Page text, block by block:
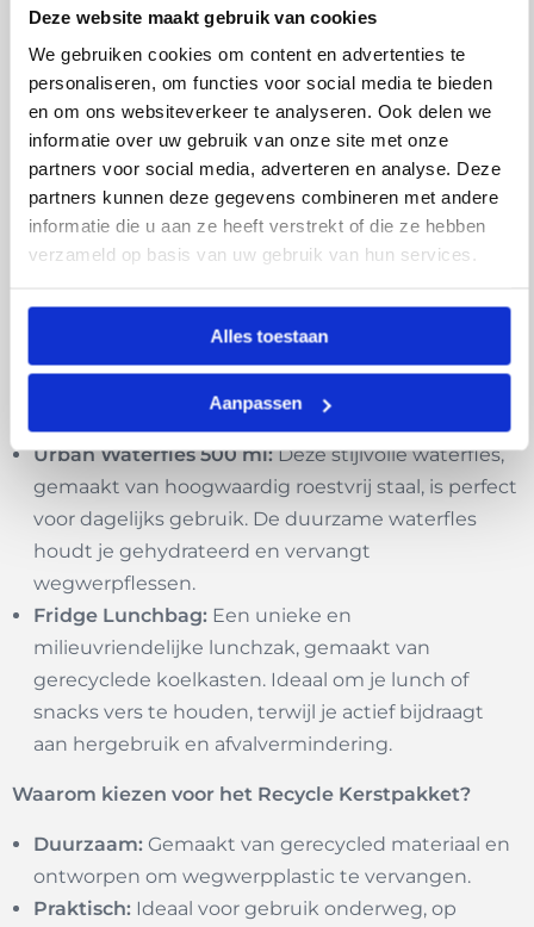
Deze website maakt gebruik van cookies
We gebruiken cookies om content en advertenties te
personaliseren, om functies voor social media te bieden
en om ons websiteverkeer te analyseren. Ook delen we
informatie over uw gebruik van onze site met onze
partners voor social media, adverteren en analyse. Deze
partners kunnen deze gegevens combineren met andere
informatie die u aan ze heeft verstrekt of die ze hebben
verzameld op basis van uw gebruik van hun services.
Alles toestaan
Aanpassen
positieve impact
HetRecycle Kerstpakketcombineert stijl,
functionaliteit en milieubewustzijn in één uniek
geschenk. Perfect als cadeau voor collega’s of relaties
die duurzaamheid hoog in het vaandel hebben
staan. Met dit pakket geef je niet alleen iets
praktisch, maar draag je ook actief bij aan een
groenere toekomst. De hoogwaardige en
Inhoud van het Recycle Kerstpakket
Urban Waterfles 500 ml:Deze stijlvolle waterfles,
gemaakt van hoogwaardig roestvrij staal, is perfect
voor dagelijks gebruik. De duurzame waterfles
houdt je gehydrateerd en vervangt
wegwerpflessen.
Fridge Lunchbag: Een unieke en
milieuvriendelijke lunchzak, gemaakt van
gerecyclede koelkasten. Ideaal om je lunch of
snacks vers te houden, terwijl je actief bijdraagt
aan hergebruik en afvalvermindering.
Waarom kiezen voor het Recycle Kerstpakket?
Duurzaam: Gemaakt van gerecycled materiaal en
ontworpen om wegwerpplastic te vervangen.
Praktisch: Ideaal voor gebruik onderweg, op